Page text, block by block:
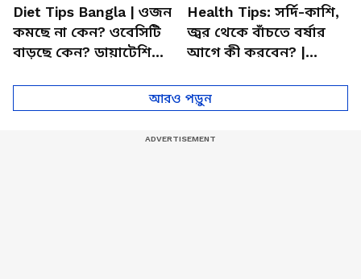
Diet Tips Bangla | ওজন
কমছে না কেন? ওবেসিটি
বাড়ছে কেন? ডায়াটেশিয়ান
Health Tips: সর্দি-কাশি,
জ্বর থেকে বাঁচতে বর্ষার
আগে কী করবেন? |
Cough
আরও পড়ুন